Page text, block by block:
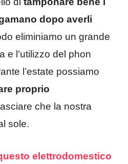
dopo averli
eliminiamo un grande
e l’utilizzo del phon
l’estate possiamo
proprio
che la nostra
sole.
elettrodomestico